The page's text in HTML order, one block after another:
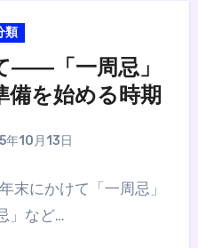
類
――「一周忌」
備を始める時期
年10月13日
末にかけて「一周忌」
」など…